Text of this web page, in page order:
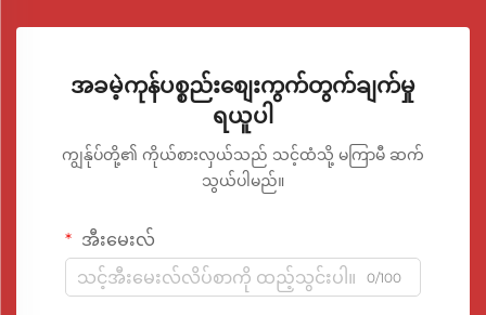
အခမဲ့ကုန်ပစ္စည်းစျေးကွက်တွက်ချက်မှု
ရယူပါ
ကျွန်ုပ်တို့၏ ကိုယ်စားလှယ်သည် သင့်ထံသို့ မကြာမီ ဆက်
သွယ်ပါမည်။
အီးမေးလ်
0/100